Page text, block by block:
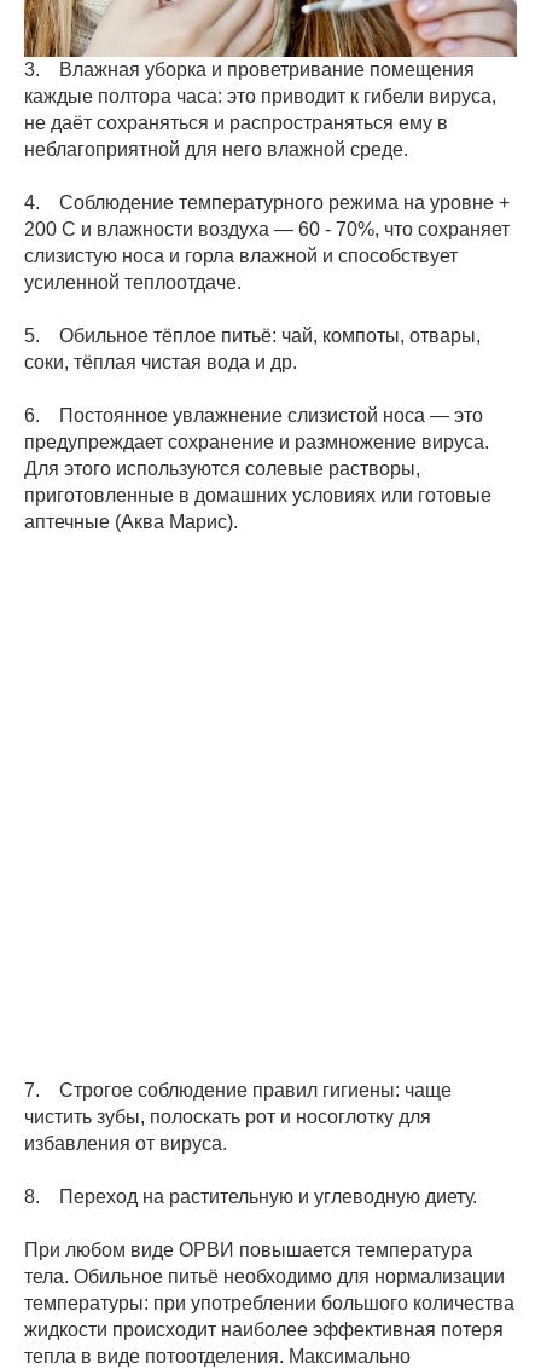
3. Влажная уборка и проветривание помещения
каждые полтора часа: это приводит к гибели вируса,
не даёт сохраняться и распространяться ему в
неблагоприятной для него влажной среде.
4. Соблюдение температурного режима на уровне +
200 С и влажности воздуха — 60 - 70%, что сохраняет
слизистую носа и горла влажной и способствует
усиленной теплоотдаче.
5. Обильное тёплое питьё: чай, компоты, отвары,
соки, тёплая чистая вода и др.
6. Постоянное увлажнение слизистой носа — это
предупреждает сохранение и размножение вируса.
Для этого используются солевые растворы,
приготовленные в домашних условиях или готовые
аптечные (Аква Марис).
7. Строгое соблюдение правил гигиены: чаще
чистить зубы, полоскать рот и носоглотку для
избавления от вируса.
8. Переход на растительную и углеводную диету.
При любом виде ОРВИ повышается температура
тела. Обильное питьё необходимо для нормализации
температуры: при употреблении большого количества
жидкости происходит наиболее эффективная потеря
тепла в виде потоотделения. Максимально